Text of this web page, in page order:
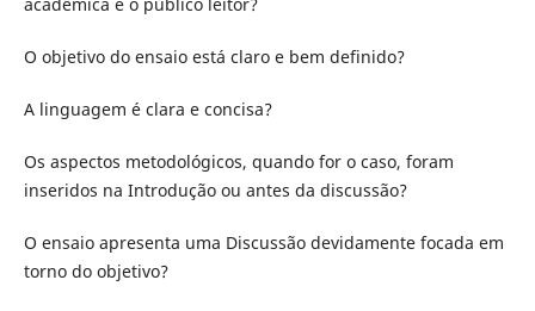
O objetivo do ensaio está claro e bem definido?
A linguagem é clara e concisa?
Os aspectos metodológicos, quando for o caso, foram
inseridos na Introdução ou antes da discussão?
O ensaio apresenta uma Discussão devidamente focada em
torno do objetivo?